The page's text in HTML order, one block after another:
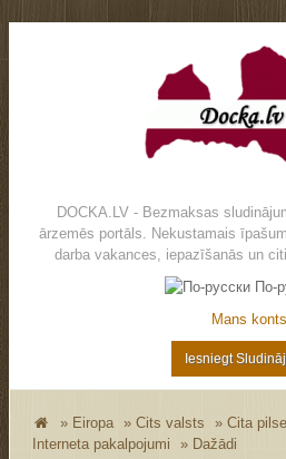
DOCKA.LV - Bezmaksas
ārzemēs portāls. Nekustamais
darba vakances, iepazīšanās un
По-
Mans konts
Iesniegt
» Eiropa »Cits valsts »Cita
Interneta pakalpojumi
» Dažādi